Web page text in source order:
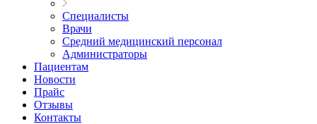
Специалисты
Врачи
Средний медицинский персонал
Администраторы
Пациентам
Новости
Прайс
Отзывы
Контакты